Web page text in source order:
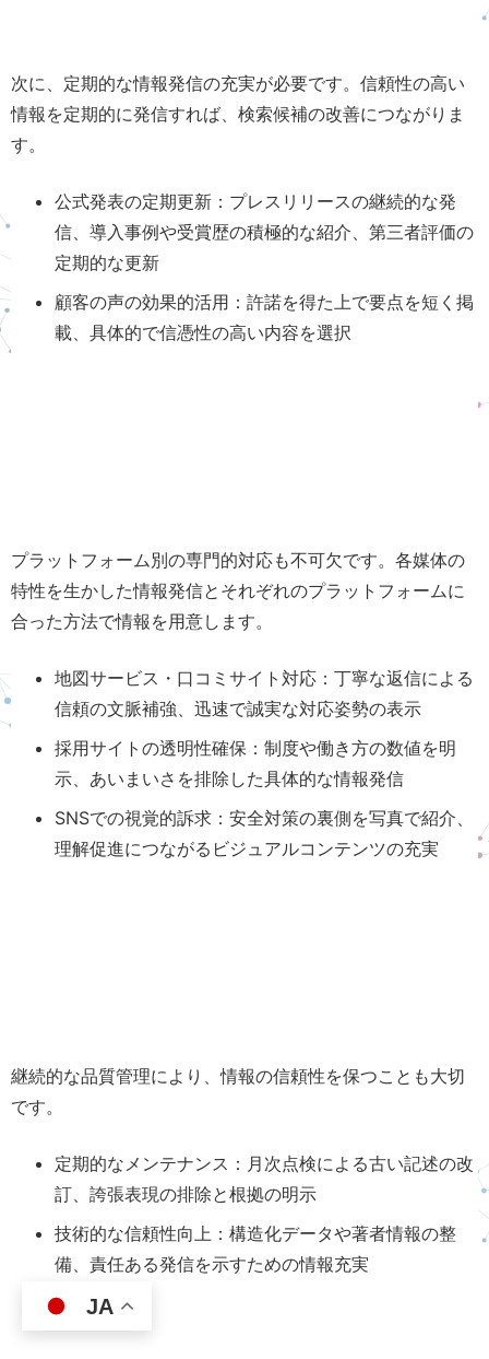
次に、定期的な情報発信の充実が必要です。信頼性の高い
情報を定期的に発信すれば、検索候補の改善につながりま
す。
公式発表の定期更新：プレスリリースの継続的な発
信、導入事例や受賞歴の積極的な紹介、第三者評価の
定期的な更新
顧客の声の効果的活用：許諾を得た上で要点を短く掲
載、具体的で信憑性の高い内容を選択
プラットフォーム別の専門的対応も不可欠です。各媒体の
特性を生かした情報発信とそれぞれのプラットフォームに
合った方法で情報を用意します。
地図サービス・口コミサイト対応：丁寧な返信による
信頼の文脈補強、迅速で誠実な対応姿勢の表示
採用サイトの透明性確保：制度や働き方の数値を明
示、あいまいさを排除した具体的な情報発信
SNSでの視覚的訴求：安全対策の裏側を写真で紹介、
理解促進につながるビジュアルコンテンツの充実
継続的な品質管理により、情報の信頼性を保つことも大切
です。
定期的なメンテナンス：月次点検による古い記述の改
訂、誇張表現の排除と根拠の明示
技術的な信頼性向上：構造化データや著者情報の整
備、責任ある発信を示すための情報充実
JA